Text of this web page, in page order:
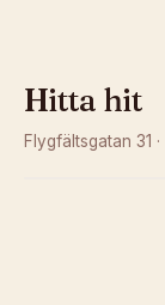
Hitta hit
Flygfältsgatan 31 ·